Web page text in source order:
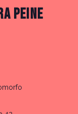
PEINE